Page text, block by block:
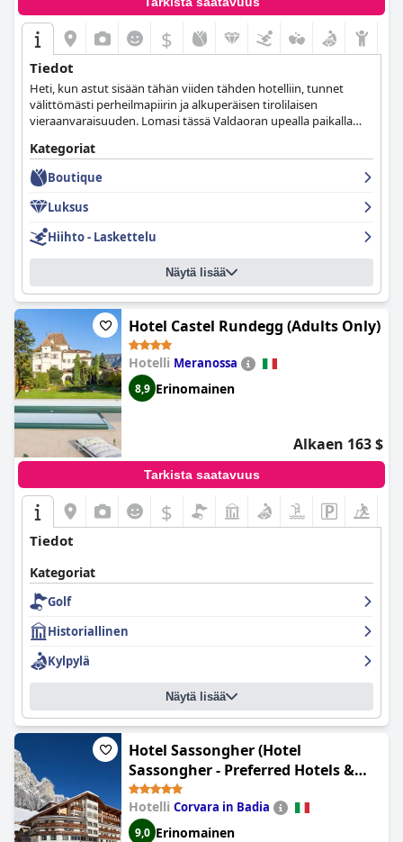
$
Tiedot
Heti, kun astut sisään tähän viiden tähden hotelliin, tunnet
välittömästi perheilmapiirin ja alkuperäisen tirolilaisen
vieraanvaraisuuden. Lomasi tässä Valdaoran upealla paikalla
hetkistä.
Kategoriat
Boutique
Luksus
Hiihto - Laskettelu
Näytä lisää
Hotel Castel Rundegg (Adults Only)
Hotelli Meranossa
8,9 Erinomainen
Alkaen 163 $
Tarkista saatavuus
$
Tiedot
Kategoriat
Golf
Historiallinen
Kylpylä
Näytä lisää
Hotel Sassongher (Hotel
Sassongher - Preferred Hotels &
Resorts)
Hotelli Corvara in Badia
9,0 Erinomainen